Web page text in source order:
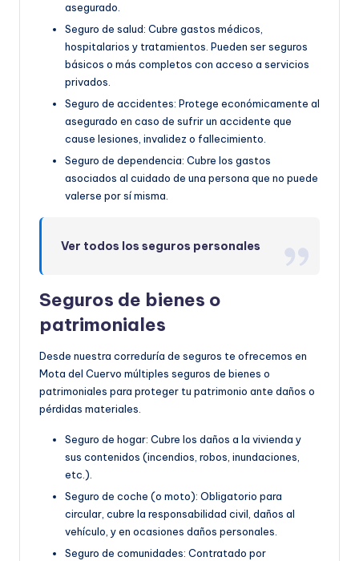
asegurado.
Seguro de salud: Cubre gastos médicos,
hospitalarios y tratamientos. Pueden ser seguros
básicos o más completos con acceso a servicios
privados.
Seguro de accidentes: Protege económicamente al
asegurado en caso de sufrir un accidente que
cause lesiones, invalidez o fallecimiento.
Seguro de dependencia: Cubre los gastos
asociados al cuidado de una persona que no puede
valerse por sí misma.
Ver todos los seguros personales
Seguros de bienes o
patrimoniales
Desde nuestra correduría de seguros te ofrecemos en
Mota del Cuervo múltiples seguros de bienes o
patrimoniales para proteger tu patrimonio ante daños o
pérdidas materiales.
Seguro de hogar: Cubre los daños a la vivienda y
sus contenidos (incendios, robos, inundaciones,
etc.).
Seguro de coche (o moto): Obligatorio para
circular, cubre la responsabilidad civil, daños al
vehículo, y en ocasiones daños personales.
Seguro de comunidades: Contratado por